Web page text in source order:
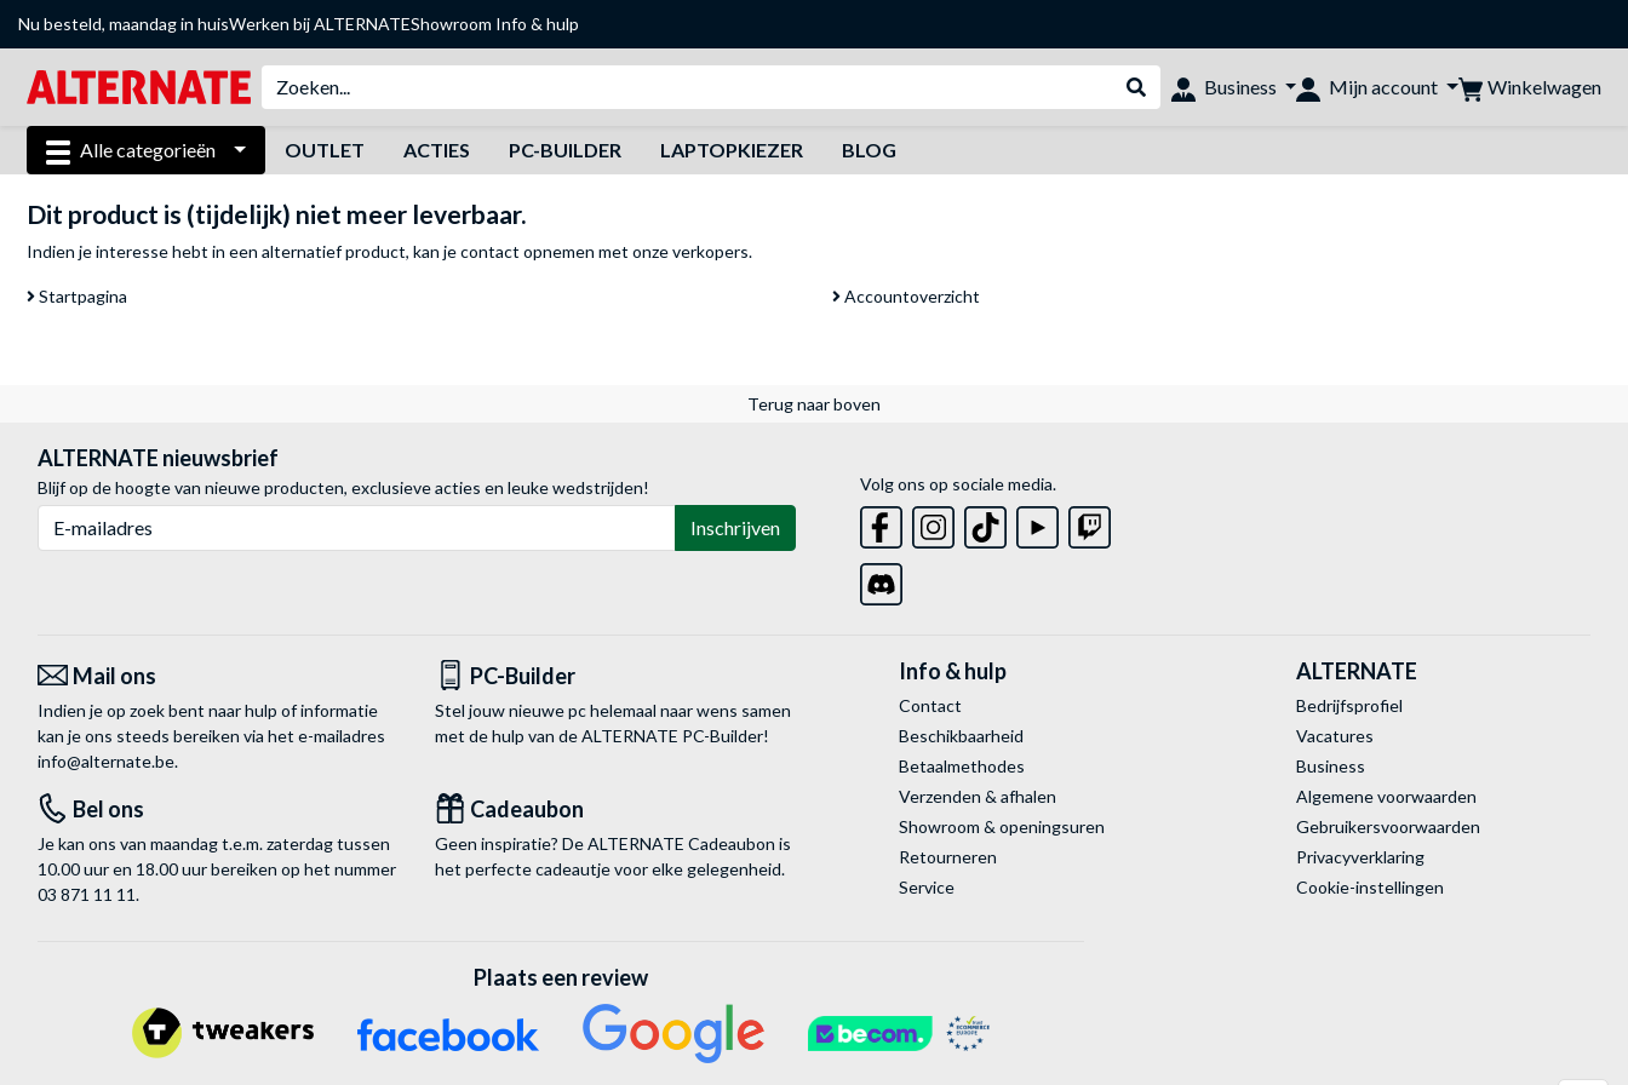
Nu besteld, maandag in huisWerken bij ALTERNATEShowroom Info & hulp
Webshop doorzoeken
Business Mijn account Winkelwagen
Alle categorieën OUTLET ACTIES PC-BUILDER LAPTOPKIEZER BLOG
Dit product is (tijdelijk) niet meer leverbaar.
Indien je interesse hebt in een alternatief product, kan jecontact opnemen met onze verkopers.
Startpagina Accountoverzicht
Terug naar boven
ALTERNATE nieuwsbrief
Blijf op de hoogte van nieuwe producten, exclusieve acties en leuke wedstrijden!
Inschrijven
Volg ons op sociale media.
Mail ons
Indien je op zoek bent naar hulp of informatie
kan je ons steeds bereiken via het e-mailadres
info@alternate.be.
PC-Builder
Stel jouw nieuwe pc helemaal naar wens samen
met de hulp van de ALTERNATE PC-Builder!
Bel ons
Je kan ons van maandag t.e.m. zaterdag tussen
10.00 uur en 18.00 uur bereiken op het nummer
03 871 11 11.
Cadeaubon
Geen inspiratie? De ALTERNATE Cadeaubon is
het perfecte cadeautje voor elke gelegenheid.
Info & hulp
Contact
Beschikbaarheid
Betaalmethodes
Verzenden & afhalen
Showroom & openingsuren
Retourneren
Service
ALTERNATE
Bedrijfsprofiel
Vacatures
Business
Algemene voorwaarden
Gebruikersvoorwaarden
Privacyverklaring
Cookie-instellingen
Plaats een review